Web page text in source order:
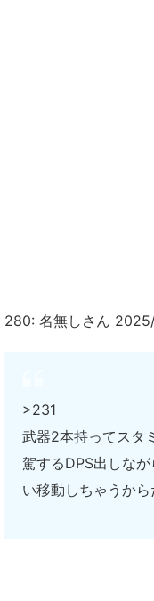
280: 名無しさん
>231
武器2本持ってスタ
駕するDPS出しな
い移動しちゃうから